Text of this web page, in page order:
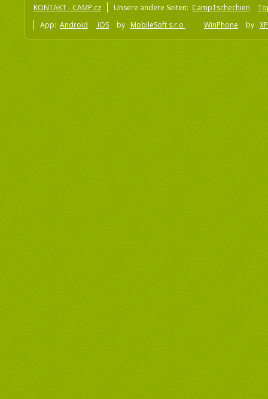
KONTAKT - CAMP.cz Unsere andere Seiten: CampTschechien
App: Android iOS by MobileSoft s.r.o WinPhone by